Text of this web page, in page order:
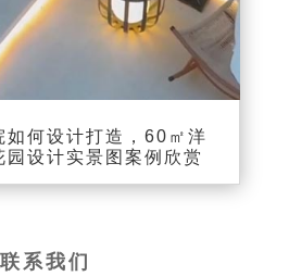
00:13
如何设计打造，60㎡洋
园设计实景图案例欣赏
联系我们